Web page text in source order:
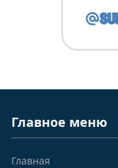
Главное меню
Главная